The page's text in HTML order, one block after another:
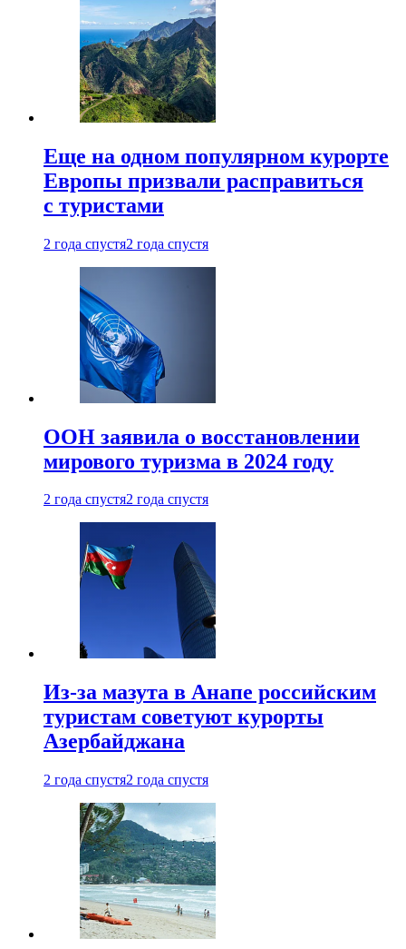
Еще на одном популярном курорте
Европы призвали расправиться
с туристами
2 года спустя2 года спустя
ООН заявила о восстановлении
мирового туризма в 2024 году
2 года спустя2 года спустя
Из-за мазута в Анапе российским
туристам советуют курорты
Азербайджана
2 года спустя2 года спустя